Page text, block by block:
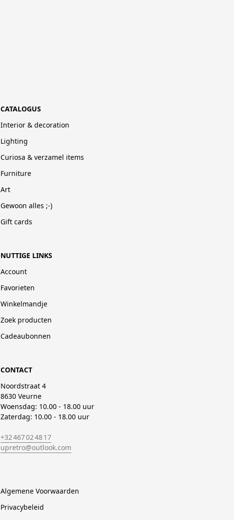
CATALOGUS
Interior & decoration
Lighting
Curiosa & verzamel items
Furniture
Art
Gewoon alles ;-)
Gift cards
NUTTIGE LINKS
Account
Favorieten
Winkelmandje
Zoek producten
Cadeaubonnen
CONTACT
Noordstraat 4
8630 Veurne
Woensdag: 10.00 - 18.00 uur
Zaterdag: 10.00 - 18.00 uur
+32 467 02 48 17
upretro@outlook.com
Algemene Voorwaarden
Privacybeleid